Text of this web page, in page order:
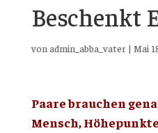
Beschenkt
von admin_abba_vater| Mai
Paare brauchen
Mensch,